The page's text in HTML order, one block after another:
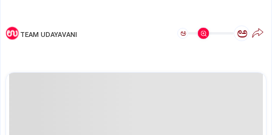
TEAM UDAYAVANI ಅ ಅ